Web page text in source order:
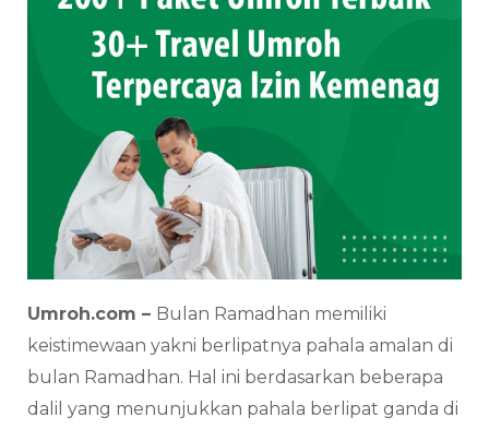
Umroh.com – Bulan Ramadhan memiliki
keistimewaan yakni berlipatnya pahala amalan di
bulan Ramadhan. Hal ini berdasarkan beberapa
dalil yang menunjukkan pahala berlipat ganda di